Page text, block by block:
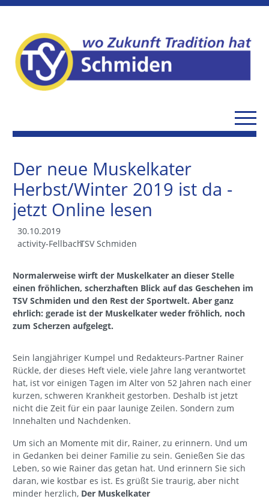
Der neue Muskelkater
Herbst/Winter 2019 ist da -
jetzt Online lesen
30.10.2019
activity-FellbachTSV Schmiden
Normalerweise wirft der Muskelkater an dieser Stelle
einen fröhlichen, scherzhaften Blick auf das Geschehen im
TSV Schmiden und den Rest der Sportwelt. Aber ganz
ehrlich: gerade ist der Muskelkater weder fröhlich, noch
zum Scherzen aufgelegt.
Sein langjähriger Kumpel und Redakteurs-Partner Rainer
Rückle, der dieses Heft viele, viele Jahre lang verantwortet
hat, ist vor einigen Tagen im Alter von 52 Jahren nach einer
kurzen, schweren Krankheit gestorben. Deshalb ist jetzt
nicht die Zeit für ein paar launige Zeilen. Sondern zum
Innehalten und Nachdenken.
Um sich an Momente mit dir, Rainer, zu erinnern. Und um
in Gedanken bei deiner Familie zu sein. Genießen Sie das
Leben, so wie Rainer das getan hat. Und erinnern Sie sich
daran, wie kostbar es ist. Es grüßt Sie traurig, aber nicht
minder herzlich, Der Muskelkater